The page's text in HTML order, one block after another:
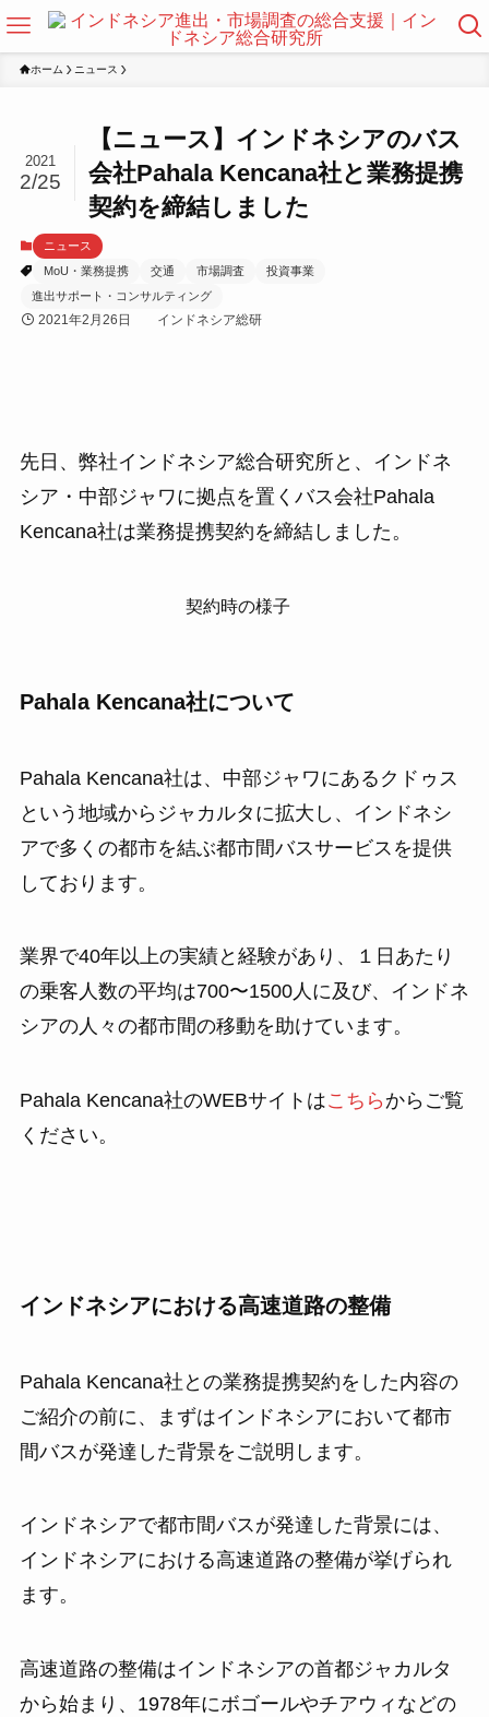
ホーム ニュース
【ニュース】インドネシアのバス
会社Pahala Kencana社と業務提携
契約を締結しました
2021
2/25
ニュース
MoU・業務提携
交通 市場調査
投資事業
進出サポート・コンサルティング
2021年2月26日 インドネシア総研
先日、弊社インドネシア総合研究所と、インドネ
シア・中部ジャワに拠点を置くバス会社Pahala
Kencana社は業務提携契約を締結しました。
契約時の様子
Pahala Kencana社について
Pahala Kencana社は、中部ジャワにあるクドゥス
という地域からジャカルタに拡大し、インドネシ
アで多くの都市を結ぶ都市間バスサービスを提供
しております。
業界で40年以上の実績と経験があり、１日あたり
の乗客人数の平均は700〜1500人に及び、インドネ
シアの人々の都市間の移動を助けています。
Pahala Kencana社のWEBサイトはこちらからご覧
ください。
インドネシアにおける高速道路の整備
Pahala Kencana社との業務提携契約をした内容の
ご紹介の前に、まずはインドネシアにおいて都市
間バスが発達した背景をご説明します。
インドネシアで都市間バスが発達した背景には、
インドネシアにおける高速道路の整備が挙げられ
ます。
高速道路の整備はインドネシアの首都ジャカルタ
から始まり、1978年にボゴールやチアウィなどの